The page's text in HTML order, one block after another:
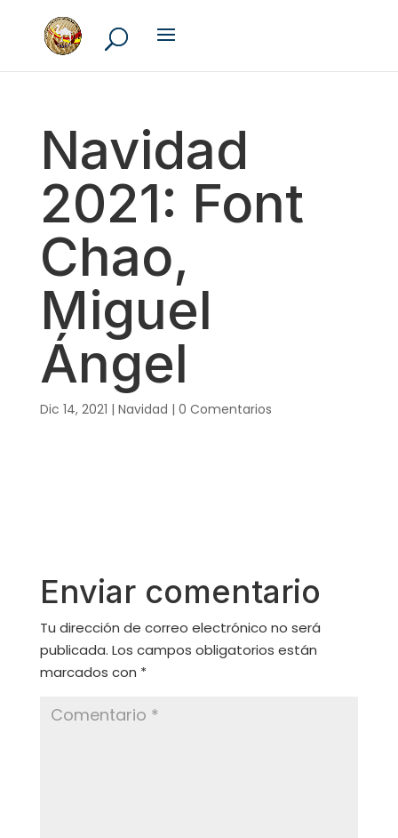
Navidad
2021: Font
Chao,
Miguel
Ángel
Dic 14, 2021 | Navidad | 0 Comentarios
Enviar comentario
Tu dirección de correo electrónico no será
publicada. Los campos obligatorios están
marcados con *